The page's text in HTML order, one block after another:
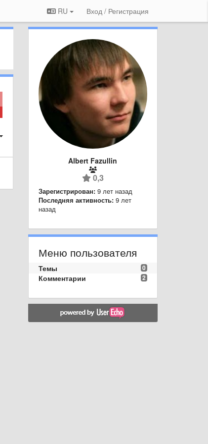
RU Вход / Регистрация
Albert Fazullin
0,3
Зарегистрирован: 9 лет назад
Последняя активность: 9 лет
назад
Меню пользователя
0
Темы
2
Комментарии